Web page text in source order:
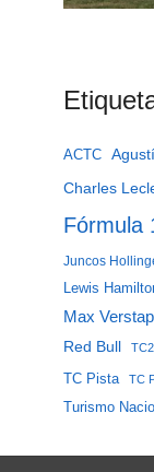
ACTC
Charles
Fórmula
Juncos
Lewis
Max
Red Bull
TC Pista TC
Turismo